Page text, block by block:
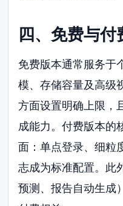
四、免费与
免费版本通常服务于
模、存储容量及高级
方面设置明确上限，
成能力。付费版本的
面：单点登录、细粒
志成为标准配置。此
预测、报告自动生成